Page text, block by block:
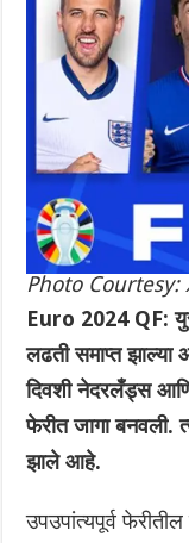
Photo Courtesy:
Euro 2024 QF:
लढती समाप्त झाल्या
दिवशी नेदरलँड्स आणि
फेरीत जागा बनवली.
झाले आहे.
उपउपांत्यपूर्व